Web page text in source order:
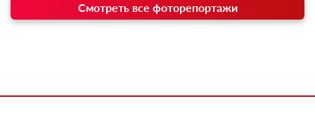
Смотреть все фоторепортажи